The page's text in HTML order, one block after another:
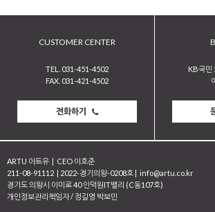
CUSTOMER CENTER
TEL. 031-451-4502
FAX. 031-421-4502
전화하기
KB국민
ARTU 아트유 | CEO 이호준
211-08-91112 | 2022-경기의왕-0208호 | info@artu.co.kr
경기도 의왕시 이미로 40 인덕원IT밸리 (C동107호)
개인정보관리책임자 / 정길영 박보민